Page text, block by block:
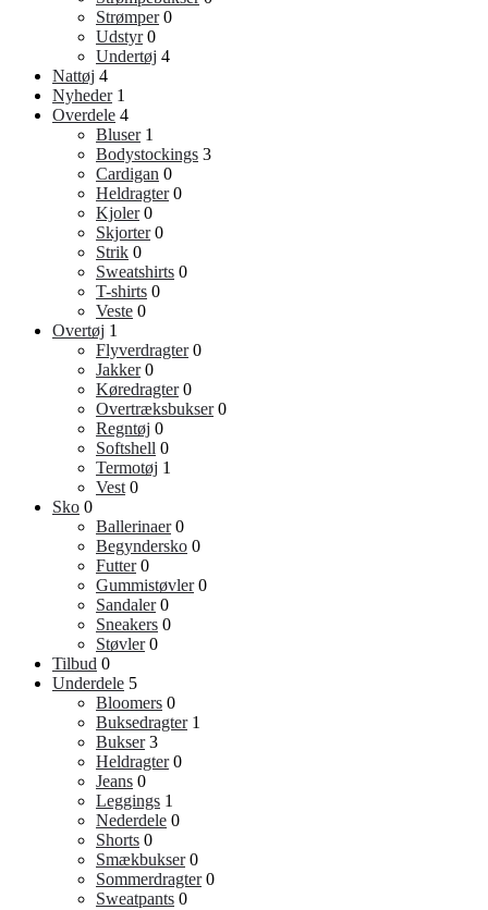
Strømper 0
Udstyr 0
Undertøj 4
Nattøj 4
Nyheder 1
Overdele 4
Bluser 1
Bodystockings 3
Cardigan 0
Heldragter 0
Kjoler 0
Skjorter 0
Strik 0
Sweatshirts 0
T-shirts 0
Veste 0
Overtøj 1
Flyverdragter 0
Jakker 0
Køredragter 0
Overtræksbukser 0
Regntøj 0
Softshell 0
Termotøj 1
Vest 0
Sko 0
Ballerinaer 0
Begyndersko 0
Futter 0
Gummistøvler 0
Sandaler 0
Sneakers 0
Støvler 0
Tilbud 0
Underdele 5
Bloomers 0
Buksedragter 1
Bukser 3
Heldragter 0
Jeans 0
Leggings 1
Nederdele 0
Shorts 0
Smækbukser 0
Sommerdragter 0
Sweatpants 0